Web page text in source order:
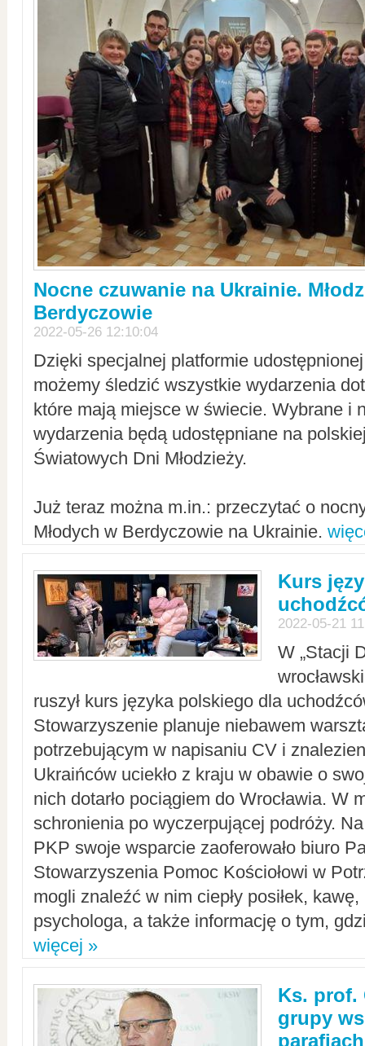
Nocne czuwanie na Ukrainie.
Berdyczowie
2022-05-26 12:10:04
Dzięki specjalnej platformie
możemy śledzić wszystkie wydarzenia
które mają miejsce w świecie. Wybrane i
wydarzenia będą udostępniane na
Światowych Dni Młodzieży.
Już teraz można m.in.: przeczytać o
Młodych w Berdyczowie na Ukrainie.
Kurs
2022-05-21
W „Stacji
ruszył kurs języka polskiego dla
Stowarzyszenie planuje niebawem
potrzebującym w napisaniu CV i
Ukraińców uciekło z kraju w obawie o
nich dotarło pociągiem do Wrocławia. W
schronienia po wyczerpującej podróży.
PKP swoje wsparcie zaoferowało biuro
Stowarzyszenia Pomoc Kościołowi w
mogli znaleźć w nim ciepły posiłek,
psychologa, a także informację o tym,
więcej »
Ks. prof.
grupy
parafiach